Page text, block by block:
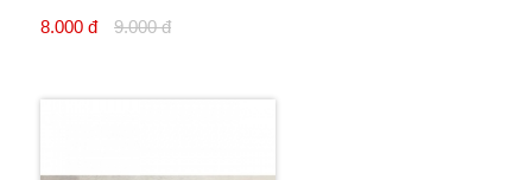
8.000 đ
9.000 đ